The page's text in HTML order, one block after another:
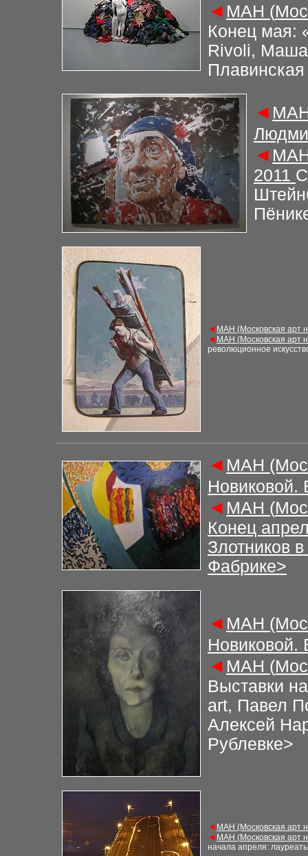
◄ МАН (
Конец мая:
Rivoli, Маша
◄ М
◄ М
2011
◄ МАН (Московская арт
◄ МАН (Московская арт
революционное
◄ МАН
Новиковой.
◄ МАН (
Конец
Злотников
Фабрике>
◄ МАН
Новиковой.
◄ МАН (
Выставки
art, Павел
Алексей
Рублевке>
◄ МАН (Московская арт
◄ МАН (Московская арт
начала апреля: